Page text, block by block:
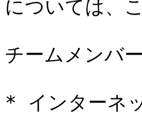
については、
チームメンバ
* インターネ